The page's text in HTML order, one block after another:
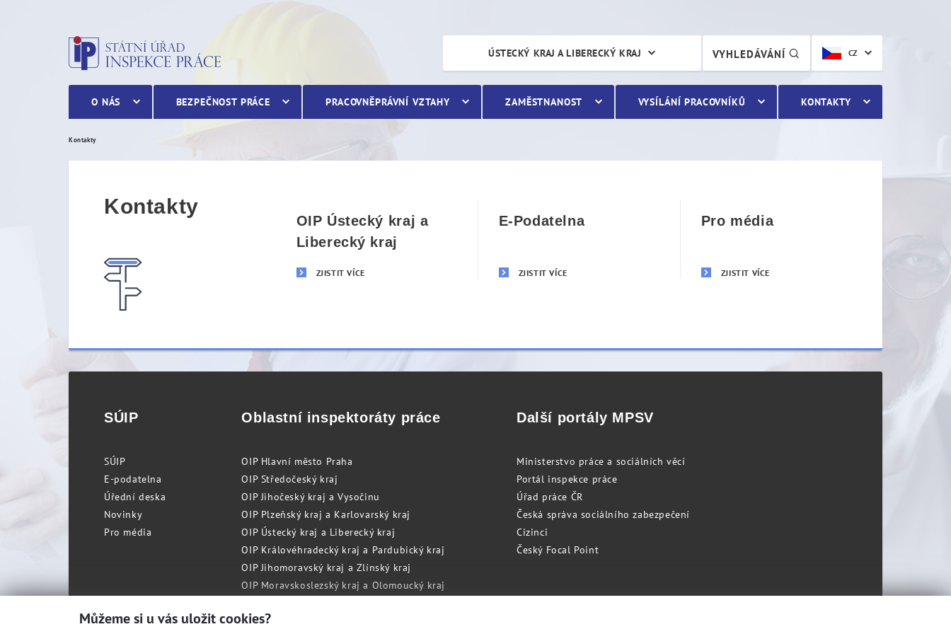
CZ
VYHLEDÁVÁNÍ
ÚSTECKÝ KRAJ A LIBERECKÝ KRAJ
O NÁS BEZPEČNOST PRÁCE PRACOVNĚPRÁVNÍ VZTAHY ZAMĚSTNANOST VYSÍLÁNÍ PRACOVNÍKŮ KONTAKTY
Kontakty
Kontakty
OIP Ústecký kraj a
Liberecký kraj
ZJISTIT VÍCE
E-Podatelna
ZJISTIT VÍCE
Pro média
ZJISTIT VÍCE
SÚIP
SÚIP
E-podatelna
Úřední deska
Novinky
Pro média
Oblastní inspektoráty práce
OIP Hlavní město Praha
OIP Středočeský kraj
OIP Jihočeský kraj a Vysočinu
OIP Plzeňský kraj a Karlovarský kraj
OIP Ústecký kraj a Liberecký kraj
OIP Královéhradecký kraj a Pardubický kraj
OIP Jihomoravský kraj a Zlínský kraj
OIP Moravskoslezský kraj a Olomoucký kraj
Další portály MPSV
Ministerstvo práce a sociálních věcí
Portál inspekce práce
Úřad práce ČR
Česká správa sociálního zabezpečení
Cizinci
Český Focal Point
Můžeme si u vás uložit cookies?